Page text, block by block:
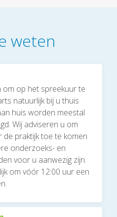
weten
op het spreekuur te
natuurlijk bij u thuis
huis worden meestal
Wij adviseren u om
de praktijk toe te komen
onderzoeks- en
voor u aanwezig zijn.
om vóór 12:00 uur een